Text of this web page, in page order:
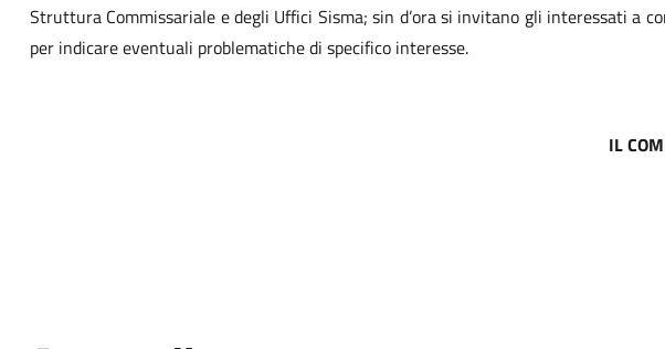
Struttura Commissariale e degli Uffici Sisma; sin d’ora si invitano gli interessati a
per indicare eventuali problematiche di specifico interesse.
IL